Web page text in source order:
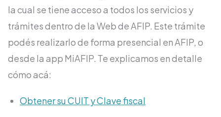
la cual se tiene acceso a todos los servicios y
trámites dentro de la Web de AFIP. Este trámite
podés realizarlo de forma presencial en AFIP, o
desde la app MiAFIP. Te explicamos en detalle
cómo acá:
Obtener su CUIT y Clave fiscal